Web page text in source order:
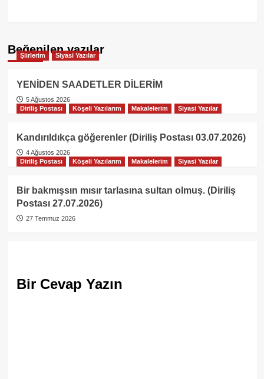
Beğenilen yazılar
Şiirlerim Siyasi Yazılar
YENİDEN SAADETLER DİLERİM
5 Ağustos 2026
Diriliş Postası
Köşeli Yazılarım Makalelerim Siyasi Yazılar
Kandırıldıkça göğerenler (Diriliş Postası 03.07.2026)
4 Ağustos 2026
Diriliş Postası
Köşeli Yazılarım Makalelerim Siyasi Yazılar
Bir bakmışsın mısır tarlasına sultan olmuş. (Diriliş
Postası 27.07.2026)
27 Temmuz 2026
Bir Cevap Yazın